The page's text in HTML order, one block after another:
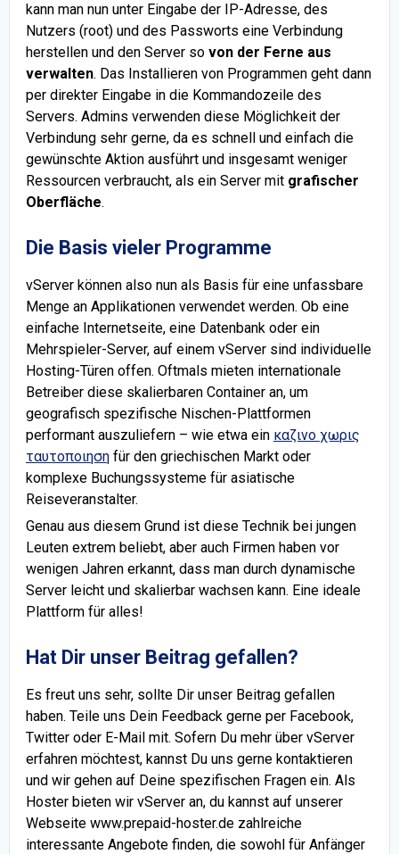
kann man nun unter Eingabe der IP-Adresse, des
Nutzers (root) und des Passworts eine Verbindung
herstellen und den Server so von der Ferne aus
verwalten. Das Installieren von Programmen geht dann
per direkter Eingabe in die Kommandozeile des
Servers. Admins verwenden diese Möglichkeit der
Verbindung sehr gerne, da es schnell und einfach die
gewünschte Aktion ausführt und insgesamt weniger
Ressourcen verbraucht, als ein Server mit grafischer
Oberfläche.
Die Basis vieler Programme
vServer können also nun als Basis für eine unfassbare
Menge an Applikationen verwendet werden. Ob eine
einfache Internetseite, eine Datenbank oder ein
Mehrspieler-Server, auf einem vServer sind individuelle
Hosting-Türen offen. Oftmals mieten internationale
Betreiber diese skalierbaren Container an, um
geografisch spezifische Nischen-Plattformen
performant auszuliefern – wie etwa ein καζινο χωρις
ταυτοποιηση für den griechischen Markt oder
komplexe Buchungssysteme für asiatische
Reiseveranstalter.
Genau aus diesem Grund ist diese Technik bei jungen
Leuten extrem beliebt, aber auch Firmen haben vor
wenigen Jahren erkannt, dass man durch dynamische
Server leicht und skalierbar wachsen kann. Eine ideale
Plattform für alles!
Hat Dir unser Beitrag gefallen?
Es freut uns sehr, sollte Dir unser Beitrag gefallen
haben. Teile uns Dein Feedback gerne per Facebook,
Twitter oder E-Mail mit. Sofern Du mehr über vServer
erfahren möchtest, kannst Du uns gerne kontaktieren
und wir gehen auf Deine spezifischen Fragen ein. Als
Hoster bieten wir vServer an, du kannst auf unserer
Webseite www.prepaid-hoster.de zahlreiche
interessante Angebote finden, die sowohl für Anfänger